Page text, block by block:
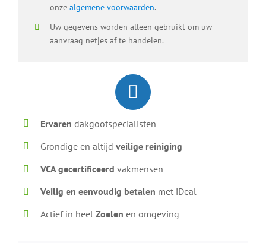
onze algemene voorwaarden.
Uw gegevens worden alleen gebruikt om uw
aanvraag netjes af te handelen.
Ervaren dakgootspecialisten
Grondige en altijdveilige reiniging
VCA gecertificeerdvakmensen
Veilig en eenvoudig betalen met iDeal
Actief in heelZoelen en omgeving